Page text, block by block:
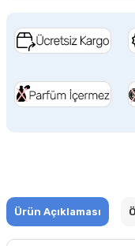
Ürün Açıklaması